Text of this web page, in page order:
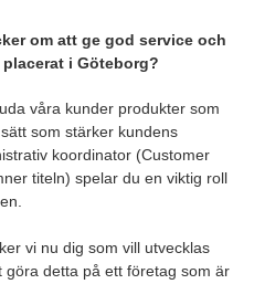
om att ge god service och
i Göteborg?
våra kunder produkter som
som stärker kundens
koordinator (Customer
titeln) spelar du en viktig roll
vi nu dig som vill utvecklas
göra detta på ett företag som är